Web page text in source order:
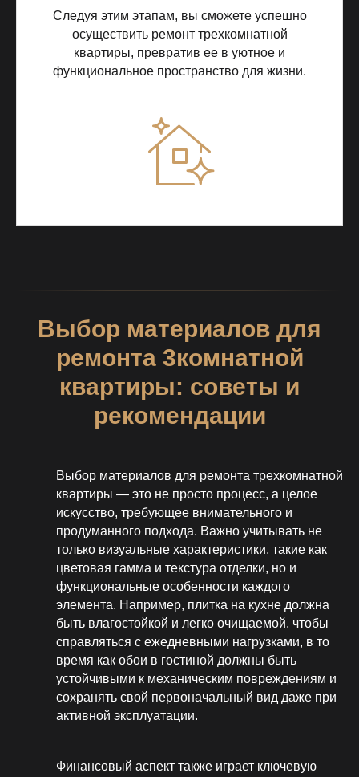
Следуя этим этапам, вы сможете успешно
осуществить ремонт трехкомнатной
квартиры, превратив ее в уютное и
функциональное пространство для жизни.
Выбор материалов для
ремонта 3комнатной
квартиры: советы и
рекомендации
Выбор материалов для ремонта трехкомнатной
квартиры — это не просто процесс, а целое
искусство, требующее внимательного и
продуманного подхода. Важно учитывать не
только визуальные характеристики, такие как
цветовая гамма и текстура отделки, но и
функциональные особенности каждого
элемента. Например, плитка на кухне должна
быть влагостойкой и легко очищаемой, чтобы
справляться с ежедневными нагрузками, в то
время как обои в гостиной должны быть
устойчивыми к механическим повреждениям и
сохранять свой первоначальный вид даже при
активной эксплуатации.
Финансовый аспект также играет ключевую